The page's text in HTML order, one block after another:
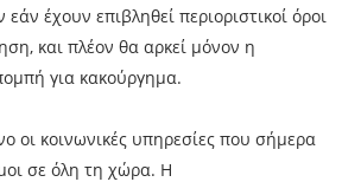
έχουν επιβληθεί περιοριστικοί όροι
και πλέον θα αρκεί μόνον η
για κακούργημα.
οι κοινωνικές υπηρεσίες που σήμερα
σε όλη τη χώρα. Η